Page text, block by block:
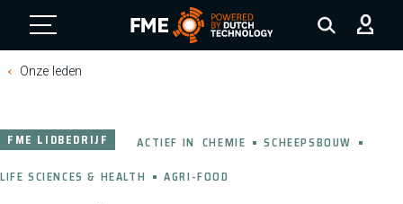
FME Logo, to the homepage
Onze leden
FME LIDBEDRIJF ACTIEF IN CHEMIE
SCHEEPSBOUW
LIFE SCIENCES & HEALTH
AGRI-FOOD